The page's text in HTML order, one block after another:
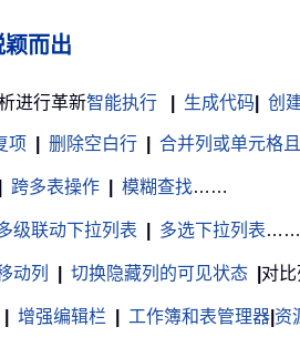
而出
进行革新智能执行 生成代码 创
项 删除空白行 合并列或单元格
跨多表操作 模糊查找……
级联动下拉列表 多选下拉列表……
动列 切换隐藏列的可见状态 对比
增强编辑栏 工作簿和表管理器 资